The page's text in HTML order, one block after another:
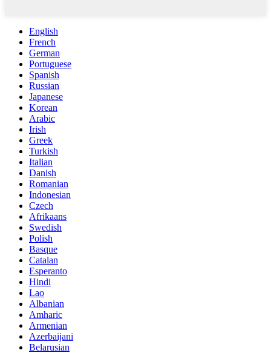
English
French
German
Portuguese
Spanish
Russian
Japanese
Korean
Arabic
Irish
Greek
Turkish
Italian
Danish
Romanian
Indonesian
Czech
Afrikaans
Swedish
Polish
Basque
Catalan
Esperanto
Hindi
Lao
Albanian
Amharic
Armenian
Azerbaijani
Belarusian